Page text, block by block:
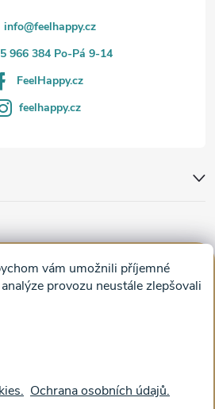
vám umožnili příjemné
provozu neustále zlepšovali
Ochrana osobních údajů.
info@feelhappy.cz
966 384 Po-Pá 9-14
FeelHappy.cz
feelhappy.cz
do obýváku